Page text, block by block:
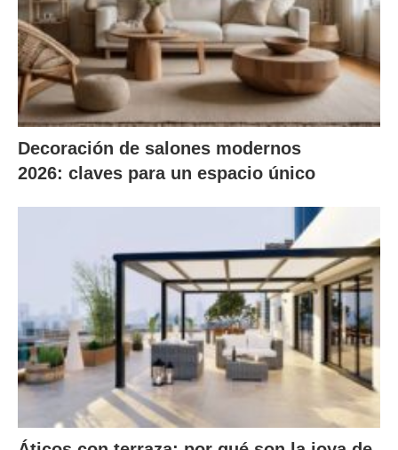
Decoración de salones modernos
2026: claves para un espacio único